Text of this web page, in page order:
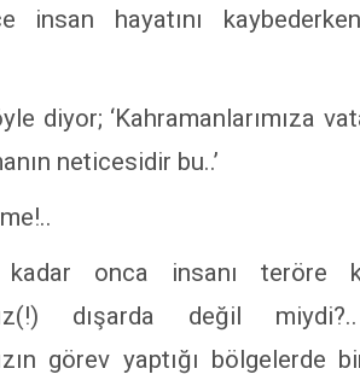
insan hayatını
diyor; ‘Kahramanlarımıza
neticesidir bu..’
kadar onca insanı teröre
dışarda değil
görev yaptığı bölgelerde